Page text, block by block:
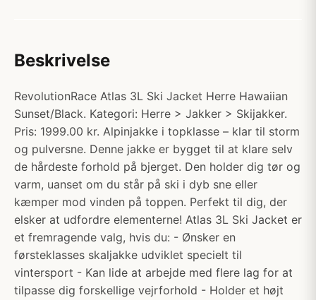
Beskrivelse
RevolutionRace Atlas 3L Ski Jacket Herre Hawaiian
Sunset/Black. Kategori: Herre > Jakker > Skijakker.
Pris: 1999.00 kr. Alpinjakke i topklasse – klar til storm
og pulversne. Denne jakke er bygget til at klare selv
de hårdeste forhold på bjerget. Den holder dig tør og
varm, uanset om du står på ski i dyb sne eller
kæmper mod vinden på toppen. Perfekt til dig, der
elsker at udfordre elementerne! Atlas 3L Ski Jacket er
et fremragende valg, hvis du: - Ønsker en
førsteklasses skaljakke udviklet specielt til
vintersport - Kan lide at arbejde med flere lag for at
tilpasse dig forskellige vejrforhold - Holder et højt